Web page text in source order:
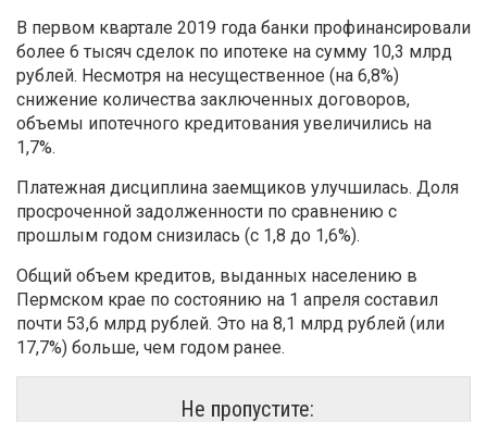
В первом квартале 2019 года банки профинансировали
более 6 тысяч сделок по ипотеке на сумму 10,3 млрд
рублей. Несмотря на несущественное (на 6,8%)
снижение количества заключенных договоров,
объемы ипотечного кредитования увеличились на
1,7%.
Платежная дисциплина заемщиков улучшилась. Доля
просроченной задолженности по сравнению с
прошлым годом снизилась (с 1,8 до 1,6%).
Общий объем кредитов, выданных населению в
Пермском крае по состоянию на 1 апреля составил
почти 53,6 млрд рублей. Это на 8,1 млрд рублей (или
17,7%) больше, чем годом ранее.
Не пропустите: